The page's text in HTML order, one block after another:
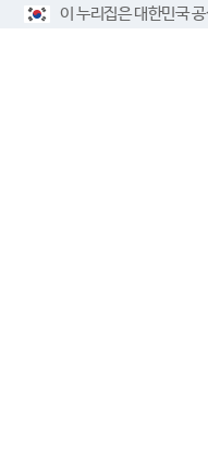
이 누리집은 대한민국